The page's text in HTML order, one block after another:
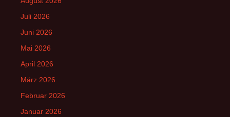
Juli 2026
Juni 2026
Mai 2026
April 2026
März 2026
Februar 2026
Januar 2026